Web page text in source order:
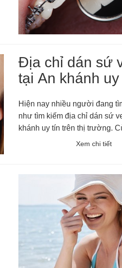
Địa chỉ dán sứ
tại An khánh uy
trường
Hiện nay nhiều người đang
như tìm kiếm địa chỉ dán sứ
khánh uy tín trên thị trường.
đặc điểm của phương pháp
Xem chi tiết